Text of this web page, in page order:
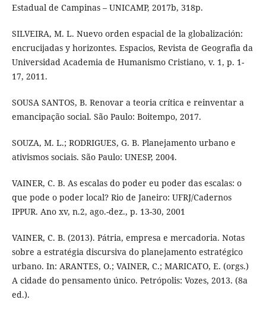
Estadual de Campinas – UNICAMP, 2017b, 318p.
SILVEIRA, M. L. Nuevo orden espacial de la globalización:
encrucijadas y horizontes. Espacios, Revista de Geografia da
Universidad Academia de Humanismo Cristiano, v. 1, p. 1-
17, 2011.
SOUSA SANTOS, B. Renovar a teoria crítica e reinventar a
emancipação social. São Paulo: Boitempo, 2017.
SOUZA, M. L.; RODRIGUES, G. B. Planejamento urbano e
ativismos sociais. São Paulo: UNESP, 2004.
VAINER, C. B. As escalas do poder eu poder das escalas: o
que pode o poder local? Rio de Janeiro: UFRJ/Cadernos
IPPUR. Ano xv, n.2, ago.-dez., p. 13-30, 2001
VAINER, C. B. (2013). Pátria, empresa e mercadoria. Notas
sobre a estratégia discursiva do planejamento estratégico
urbano. In: ARANTES, O.; VAINER, C.; MARICATO, E. (orgs.)
A cidade do pensamento único. Petrópolis: Vozes, 2013. (8a
ed.).